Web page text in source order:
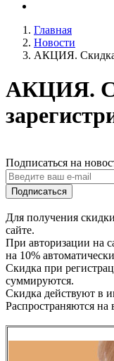
Главная
Новости
АКЦИЯ. Скидка
АКЦИЯ.
Подписаться на
Подписаться
Для получения
сайте.
При авторизации на
на 10%
Скидка при
суммируются.
Скидка действуют в
Распространяются